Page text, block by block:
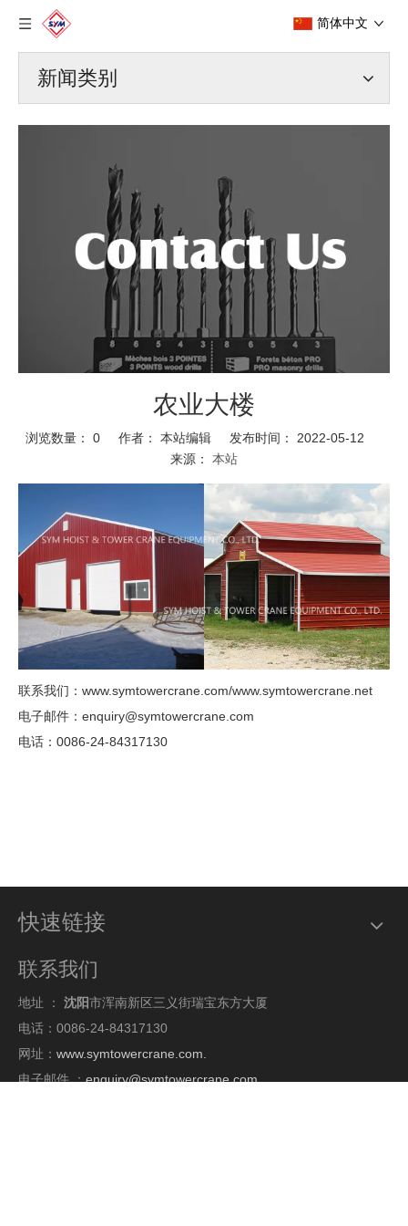
简体中文
新闻类别
农业大楼
浏览数量： 0 作者： 本站编辑 发布时间： 2022-05-12
来源： 本站
联系我们：www.symtowercrane.com/www.symtowercrane.net
电子邮件：enquiry@symtowercrane.com
电话：0086-24-84317130
快速链接
联系我们
地址 ： 沈阳市浑南新区三义街瑞宝东方大厦
电话：0086-24-84317130
网址： www.symtowercrane.com.
电子邮件 ：enquiry@symtowercrane.com